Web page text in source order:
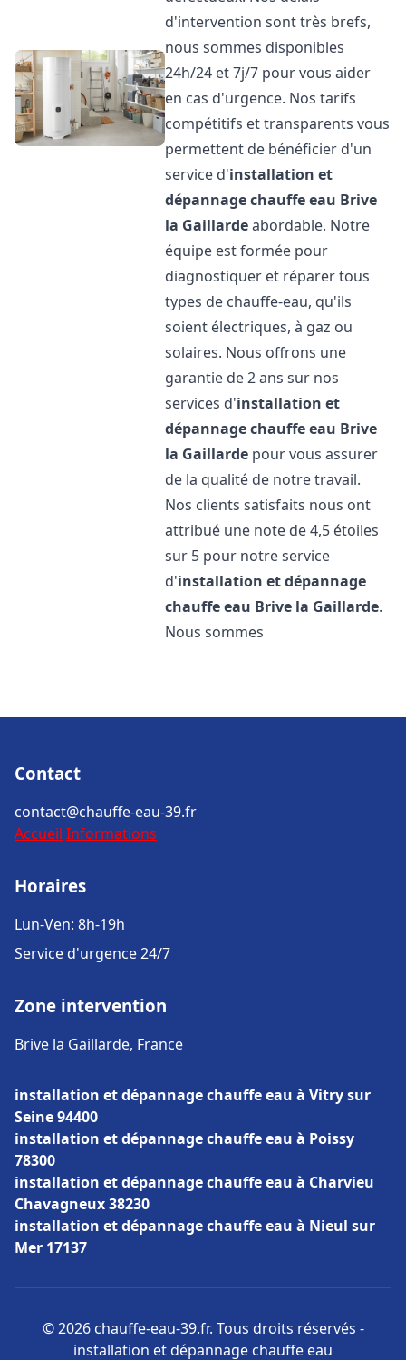
d'intervention sont très brefs,
nous sommes disponibles
24h/24 et 7j/7 pour vous aider
en cas d'urgence. Nos tarifs
compétitifs et transparents vous
permettent de bénéficier d'un
service d'installation et
dépannage chauffe eau Brive
la Gaillardeabordable. Notre
équipe est formée pour
diagnostiquer et réparer tous
types de chauffe-eau, qu'ils
soient électriques, à gaz ou
solaires. Nous offrons une
garantie de 2 ans sur nos
services d'installation et
dépannage chauffe eau Brive
la Gaillarde pour vous assurer
de la qualité de notre travail.
Nos clients satisfaits nous ont
attribué une note de 4,5 étoiles
sur 5 pour notre service
d'installation et dépannage
chauffe eau Brive la Gaillarde.
Nous sommes
Contact
contact@chauffe-eau-39.fr
Accueil Informations
Horaires
Lun-Ven: 8h-19h
Service d'urgence 24/7
Zone intervention
Brive la Gaillarde, France
installation et dépannage chauffe eau à Vitry sur
Seine 94400
installation et dépannage chauffe eau à Poissy
78300
installation et dépannage chauffe eau à Charvieu
Chavagneux 38230
installation et dépannage chauffe eau à Nieul sur
Mer 17137
© 2026 chauffe-eau-39.fr. Tous droits réservés -
installation et dépannage chauffe eau